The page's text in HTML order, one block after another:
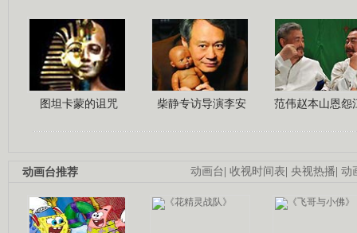
图坦卡蒙的诅咒 柴静专访导演李安 范伟赵本山恩怨
动画台| 收视时间表| 央视热播| 动
动画台推荐